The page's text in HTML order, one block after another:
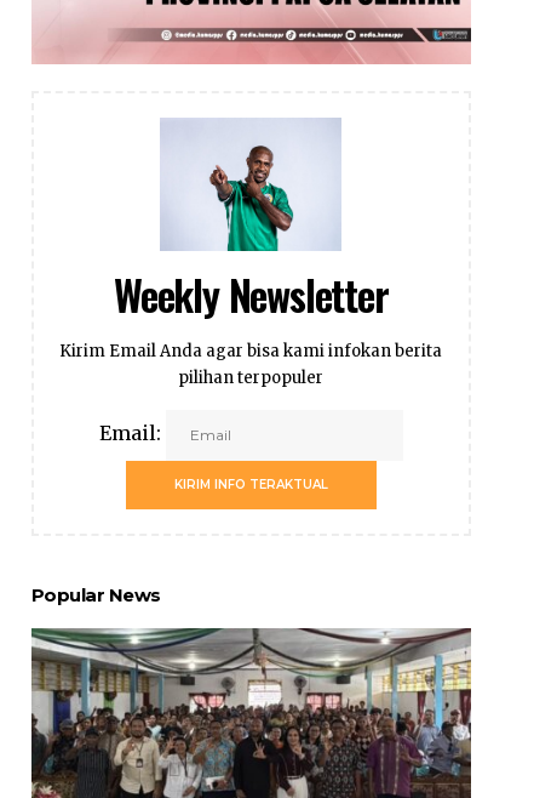
Weekly Newsletter
Kirim Email Anda agar bisa kami infokan berita
pilihan terpopuler
Email:
KIRIM INFO TERAKTUAL
Popular News